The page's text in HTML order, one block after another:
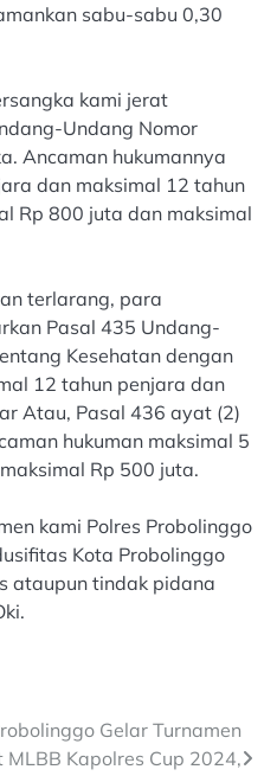
sabu-sabu 0,30
kami jerat
Undang Nomor
Ancaman hukumannya
dan maksimal 12 tahun
Rp 800 juta dan maksimal
terlarang, para
Pasal 435 Undang-
Kesehatan dengan
12 tahun penjara dan
Atau, Pasal 436 ayat (2)
hukuman maksimal 5
Rp 500 juta.
kami Polres Probolinggo
Kota Probolinggo
ataupun tindak pidana
Gelar Turnamen
MLBB Kapolres Cup 2024,